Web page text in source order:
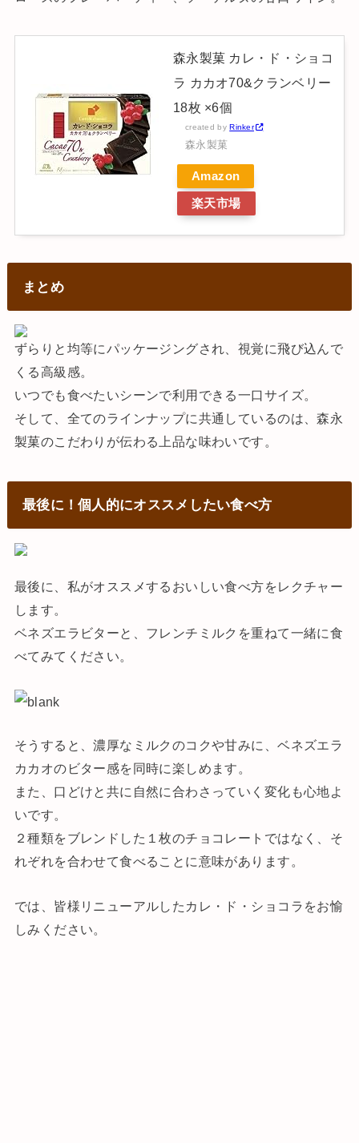
森永製菓 カレ・ド・ショコ
ラ カカオ70&クランベリー
18枚 ×6個
created byRinker
森永製菓
Amazon
楽天市場
まとめ
ずらりと均等にパッケージングされ、視覚に飛び込んで
くる高級感。
いつでも食べたいシーンで利用できる一口サイズ。
そして、全てのラインナップに共通しているのは、森永
製菓のこだわりが伝わる上品な味わいです。
最後に！個人的にオススメしたい食べ方
最後に、私がオススメするおいしい食べ方をレクチャー
します。
ベネズエラビターと、フレンチミルクを重ねて一緒に食
べてみてください。
そうすると、濃厚なミルクのコクや甘みに、ベネズエラ
カカオのビター感を同時に楽しめます。
また、口どけと共に自然に合わさっていく変化も心地よ
いです。
２種類をブレンドした１枚のチョコレートではなく、そ
れぞれを合わせて食べることに意味があります。
では、皆様リニューアルしたカレ・ド・ショコラをお愉
しみください。